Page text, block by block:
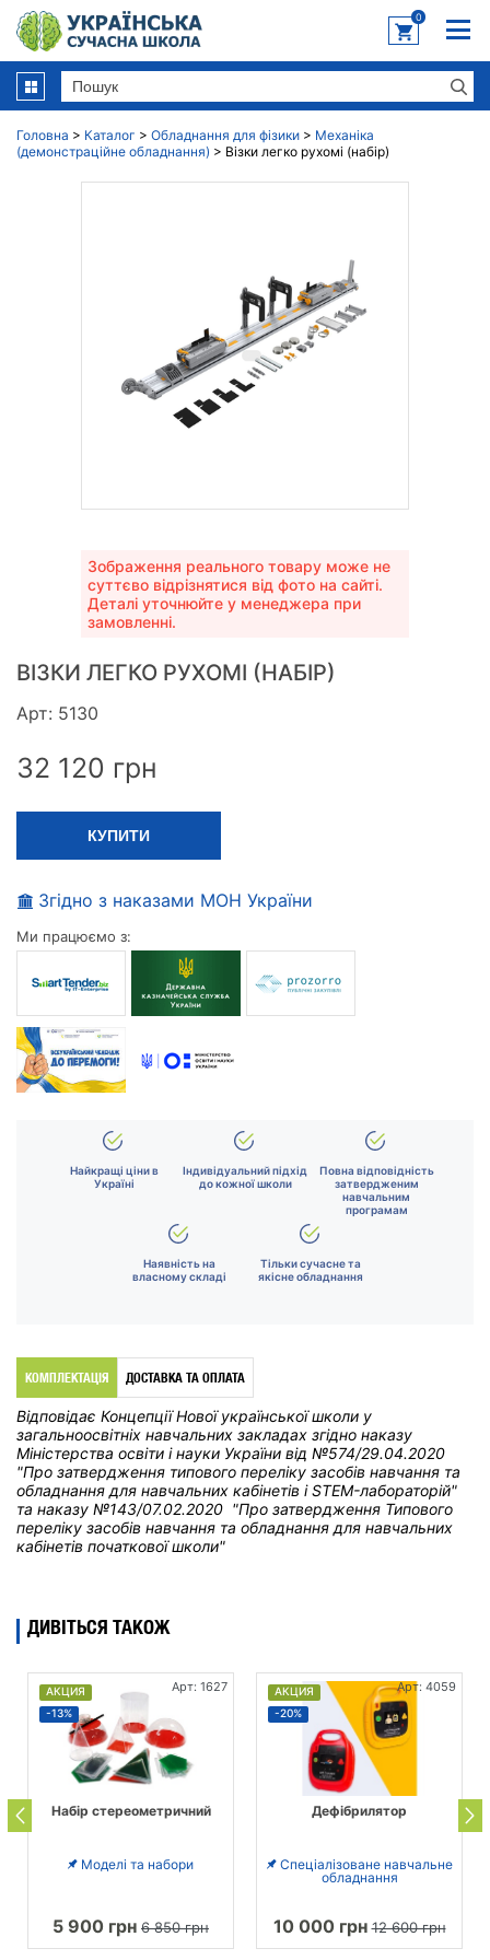
0
Головна > Каталог > Обладнання для фізики > Механіка
(демонстраційне обладнання) > Візки легко рухомі (набір)
Зображення реального товару може не
суттєво відрізнятися від фото на сайті.
Деталі уточнюйте у менеджера при
замовленні.
ВІЗКИ ЛЕГКО РУХОМІ (НАБІР)
Арт: 5130
32 120 грн
КУПИТИ
Згідно з наказами МОН України
Ми працюємо з:
Найкращі ціни в
Україні
Індивідуальний підхід
до кожної школи
Повна відповідність
затвердженим
навчальним
програмам
Наявність на
власному складі
Тільки сучасне та
якісне обладнання
КОМПЛЕКТАЦІЯ ДОСТАВКА ТА ОПЛАТА
Відповідає Концепції Нової української школи у
загальноосвітніх навчальних закладах згідно наказу
Міністерства освіти і науки України від №574/29.04.2020
"Про затвердження типового переліку засобів навчання та
обладнання для навчальних кабінетів і STEM-лабораторій"
та наказу №143/07.02.2020 "Про затвердження Типового
переліку засобів навчання та обладнання для навчальних
кабінетів початкової школи"
ДИВІТЬСЯ ТАКОЖ
АКЦИЯ
-13%
Арт: 1627
Набір стереометричний
Моделі та набори
5 900 грн 6 850 грн
АКЦИЯ
-20%
Арт: 4059
Дефібрилятор
Спеціалізоване навчальне
обладнання
10 000 грн12 600 грн